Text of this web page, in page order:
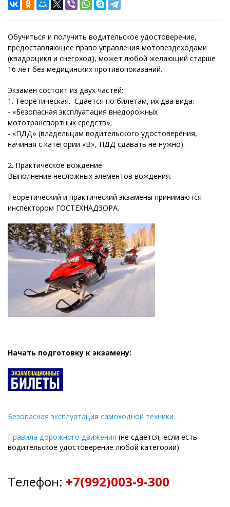
Обучиться и получить водительское удостоверение,
предоставляющее право управления мотовездеходами
(квадроцикл и снегоход), может любой желающий старше
16 лет без медицинских противопоказаний.
Экзамен состоит из двух частей:
1. Теоретическая. Сдается по билетам, их два вида:
- «Безопасная эксплуатация внедорожных
мототранспортных средств»;
- «ПДД» (владельцам водительского удостоверения,
начиная с категории «В», ПДД сдавать не нужно).
2. Практическое вождение
Выполнение несложных элементов вождения.
Теоретический и практический экзамены принимаются
инспектором ГОСТЕХНАДЗОРА.
Начать подготовку к экзамену:
Безопасная эксплуатация самоходной техники
Правила дорожного движения (не сдается, если есть
водительское удостоверение любой категории)
Телефон: +7(992)003-9-300